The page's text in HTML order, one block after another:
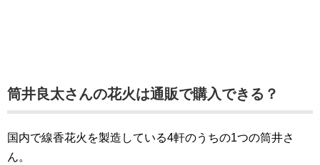
筒井良太さんの花火は通販で購入できる？
国内で線香花火を製造している4軒のうちの1つの筒井さ
ん。